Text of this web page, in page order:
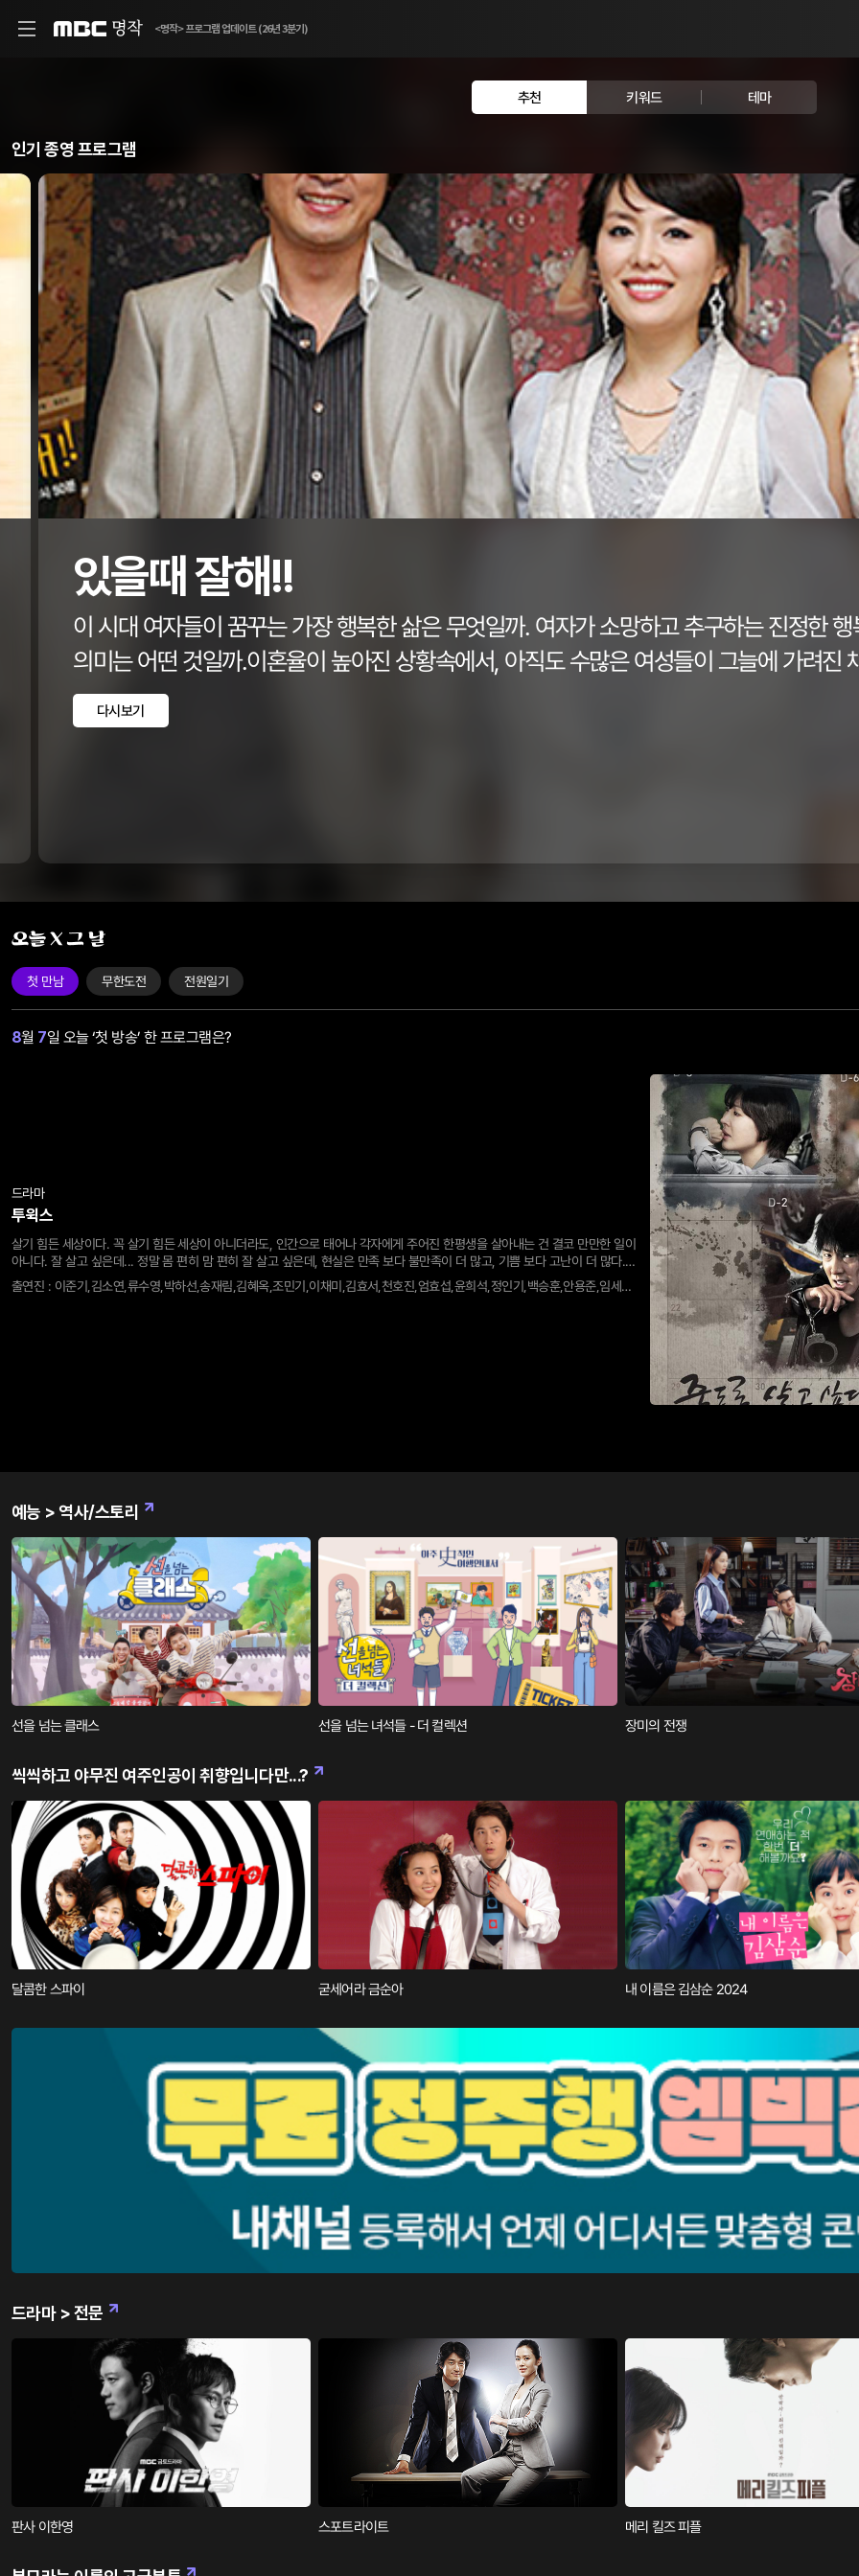
<명작> 프로그램 업데이트 (26년 3분기)
추천 키워드 테마
인기 종영 프로그램
있을때 잘해!!
이 시대 여자들이 꿈꾸는 가장 행복한 삶은 무엇일까. 여자가 소망하고 추구하는 진정한
의미는 어떤 것일까.이혼율이 높아진 상황속에서, 아직도 수많은 여성들이 그늘에 가려진
이혼, 그 후의 문제점들.이혼의 후유증과 상처를 ''오순애''라는
다시보기
첫 만남 무한도전 전원일기
8월 7일 오늘 ‘첫 방송’ 한 프로그램은?
드라마
투윅스
살기 힘든 세상이다. 꼭 살기 힘든 세상이 아니더라도, 인간으로 태어나 각자에게 주어진 한평생을 살아내는 건 결코 만만한 일이
아니다. 잘 살고 싶은데... 정말 몸 편히 맘 편히 잘 살고 싶은데, 현실은 만족 보다 불만족이 더 많고, 기쁨 보다 고난이 더 많다.
그럴 때 우리는 답답한 현실에서 도망치고 싶어 한다. 그런데 만약... 지금 이 초라하고 허접한 삶마저 송두리째 잃어버릴 처지에
놓인다면 어떨까? 여기 그런 한 남자가 있다. 부모 형제도 없고 아내 자식도 없고, 삶에 대한 꿈도 희망도 애착도 의지도 없다. 한
출연진 : 이준기,김소연,류수영,박하선,송재림,김혜옥,조민기,이채미,김효서,천호진,엄효섭,윤희석,정인기,백승훈,안용준,임세미,여의주,안세하,박주형,김법래,배제기,김영춘,박하나,강하늘,현남,김재만
예능 > 역사/스토리
선을 넘는 클래스 선을 넘는 녀석들 - 더 컬렉션 장미의 전쟁
씩씩하고 야무진 여주인공이 취향입니다만...?
달콤한 스파이 굳세어라 금순아 내 이름은 김삼순 2024
드라마 > 전문
판사 이한영 스포트라이트 메리 킬즈 피플